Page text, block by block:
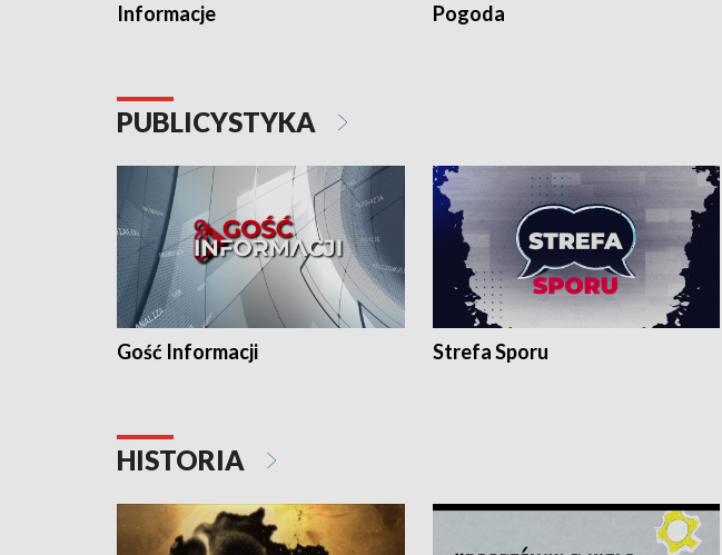
Informacje Pogoda
PUBLICYSTYKA
Gość Informacji Strefa Sporu
HISTORIA